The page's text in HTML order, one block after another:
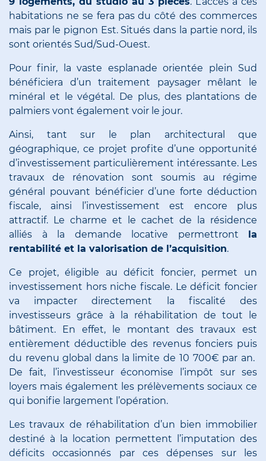
habitations ne se fera pas du côté des commerces
mais par le pignon Est. Situés dans la partie nord, ils
sont orientés Sud/Sud-Ouest.
Pour finir, la vaste esplanade orientée plein Sud
bénéficiera d’un traitement paysager mêlant le
minéral et le végétal. De plus, des plantations de
palmiers vont également voir le jour.
Ainsi, tant sur le plan architectural que
géographique, ce projet profite d’une opportunité
d’investissement particulièrement intéressante. Les
travaux de rénovation sont soumis au régime
général pouvant bénéficier d’une forte déduction
fiscale, ainsi l’investissement est encore plus
attractif. Le charme et le cachet de la résidence
alliés à la demande locative permettront
la
rentabilité et la valorisation de l’acquisition.
Ce projet, éligible au déficit foncier, permet un
investissement hors niche fiscale. Le déficit foncier
va impacter directement la fiscalité des
investisseurs grâce à la réhabilitation de tout le
bâtiment. En effet, le montant des travaux est
entièrement déductible des revenus fonciers puis
du revenu global dans la limite de 10 700€ par an.
De fait, l’investisseur économise l’impôt sur ses
loyers mais également les prélèvements sociaux ce
qui bonifie largement l’opération.
Les travaux de réhabilitation d’un bien immobilier
destiné à la location permettent l’imputation des
déficits occasionnés par ces dépenses sur les